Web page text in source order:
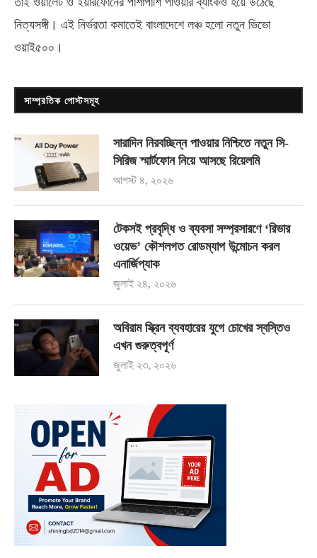
নিত্যসঙ্গী। এই নির্ভরতা কমাতেই বাংলাদেশে লঞ্চ হলো নতুন ভিভো
ওয়াই৫০০ ।
সাম্প্রতিক পোস্টসমূহ
সারাদিন নিরবচ্ছিন্ন পাওয়ার নিশ্চিতে নতুন সি-
সিরিজ স্মার্টফোন নিয়ে আসছে রিয়েলমি
আগস্ট ৪, ২০২৬
টেকসই প্রবৃদ্ধি ও ব্যবসা সম্প্রসারণে ‘রিভার
ওয়েভ’ কৌশলগত রোডম্যাপ উন্মোচন করল
এনার্জিপ্যাক
জুলাই ২৪, ২০২৬
অবিরাম স্ক্রিন ব্যবহারের যুগে চোখের স্বস্তিও
এখন গুরুত্বপূর্ণ
জুলাই ২৩, ২০২৬